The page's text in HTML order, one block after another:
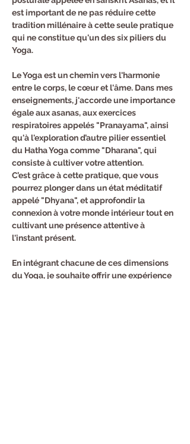
est important de ne pas réduire cette
tradition millénaire à cette seule pratique
qui ne constitue qu'un des six piliers du
Yoga.
Le Yoga est un chemin vers l'harmonie
entre le corps, le cœur et l'âme. Dans mes
enseignements, j'accorde une importance
égale aux asanas, aux exercices
respiratoires appelés "Pranayama", ainsi
qu'à l'exploration d’autre pilier essentiel
du Hatha Yoga comme "Dharana", qui
consiste à cultiver votre attention.
C’est grâce à cette pratique, que vous
pourrez plonger dans un état méditatif
appelé "Dhyana", et approfondir la
connexion à votre monde intérieur tout en
cultivant une présence attentive à
l'instant présent.
En intégrant chacune de ces dimensions
du Yoga, je souhaite offrir une expérience